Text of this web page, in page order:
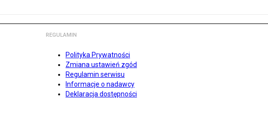
REGULAMIN
Polityka Prywatności
Zmiana ustawień zgód
Regulamin serwisu
Informacje o nadawcy
Deklaracja dostępności